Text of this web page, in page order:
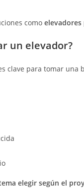
como
un elevador?
clave para tomar una
elegir según el